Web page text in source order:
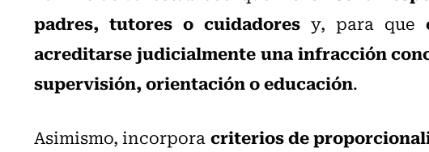
padres, tutores o cuidadoresy, para que
acreditarse judicialmente una infracción
supervisión, orientación o educación.
Asimismo, incorporacriterios de